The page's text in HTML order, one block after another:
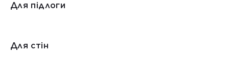
Для підлоги
Для стін